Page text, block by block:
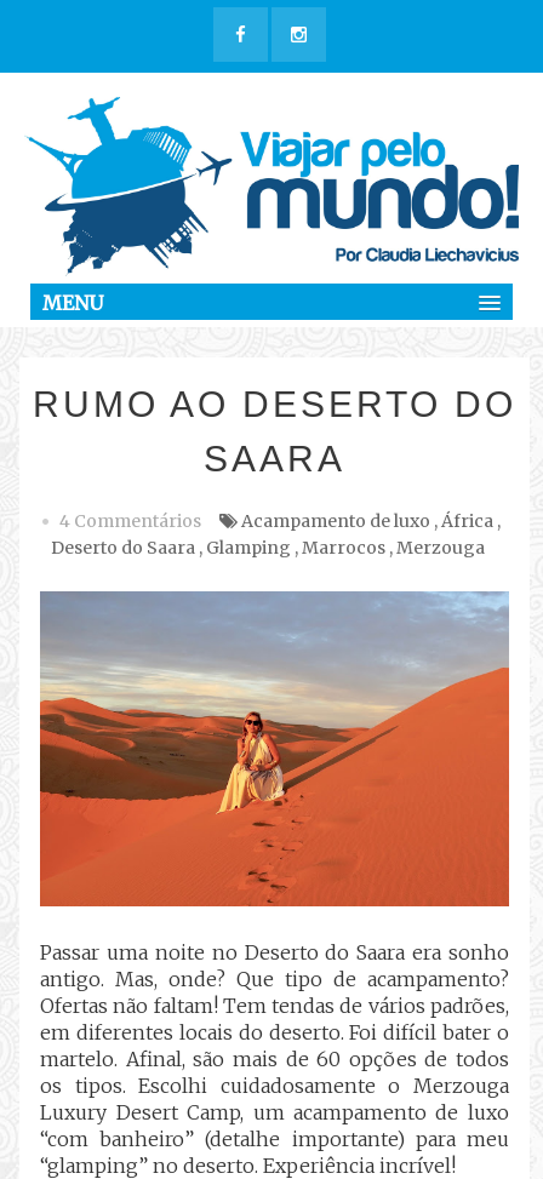
MENU
RUMO AO DESERTO DO
SAARA
4 Commentários Acampamento de luxo ,África ,
Deserto do Saara, Glamping ,Marrocos,Merzouga
Passar uma noite no Deserto do Saara era sonho
antigo. Mas, onde? Que tipo de acampamento?
Ofertas não faltam! Tem tendas de vários padrões,
em diferentes locais do deserto. Foi difícil bater o
martelo. Afinal, são mais de 60 opções de todos
os tipos. Escolhi cuidadosamente o Merzouga
Luxury Desert Camp, um acampamento de luxo
“com banheiro” (detalhe importante) para meu
“glamping” no deserto. Experiência incrível!